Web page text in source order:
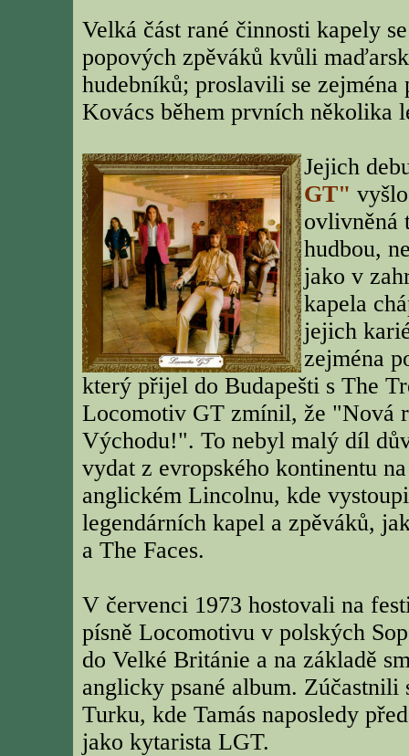
Velká část rané činnosti kapely
popových zpěváků kvůli
hudebníků; proslavili se
Kovács během prvních několika
Jejich
GT"
ovlivněná
hudbou,
jako v
kapela
jejich
zejména
který přijel do Budapešti s The
Locomotiv GT zmínil, že "Nová
Východu!". To nebyl malý díl
vydat z evropského kontinentu
anglickém Lincolnu, kde
legendárních kapel a zpěváků,
a The Faces.
V červenci 1973 hostovali na
písně Locomotivu v polských
do Velké Británie a na základě
anglicky psané album.
Turku, kde Tamás naposledy
jako kytarista LGT.